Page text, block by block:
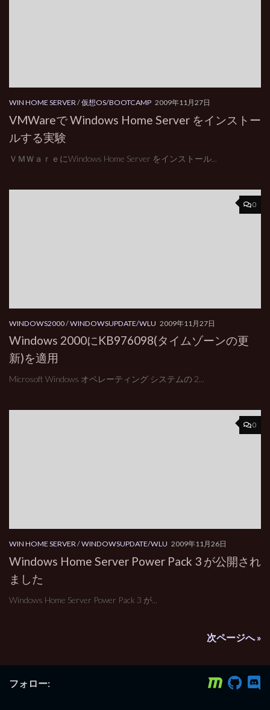
WIN HOME SERVER /仮想OS/BOOTCAMP 2009年11月27日
VMWareで Windows Home Server をインストー
ルする実験
ＶＭＷａｒｅにWindows Home Server をインストール...
0
WINDOWS2000/WINDOWSUPDATE/WLU 2009年11月27日
Windows 2000にKB976098(タイムゾーンの更
新)を適用
Microsoft Windows オペレーティング システムの 2...
0
WIN HOME SERVER/WINDOWSUPDATE/WLU 2009年11月26日
Windows Home Server Power Pack 3 が公開され
ました
Windows Home Server Power Pack 3 が...
次ページへ »
フォロー: